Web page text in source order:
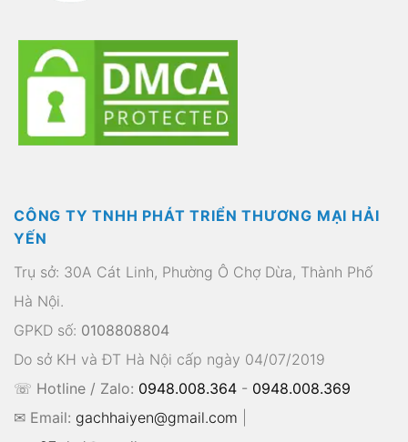
CÔNG TY TNHH PHÁT TRIỂN THƯƠNG MẠI HẢI
YẾN
Trụ sở: 30A Cát Linh, Phường Ô Chợ Dừa, Thành Phố
Hà Nội.
GPKD số: 0108808804
Do sở KH và ĐT Hà Nội cấp ngày 04/07/2019
☏ Hotline / Zalo: 0948.008.364 - 0948.008.369
✉ Email: gachhaiyen@gmail.com